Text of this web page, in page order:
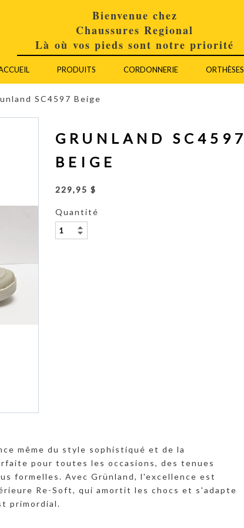
Bienvenue chez
Chaussures Regional
Là où vos pieds sont notre priorité
PRODUITS CORDONNERIE ORTHÈSES
SC4597 Beige
GRUNLAND SC4597
BEIGE
229,95 $
Quantité
même du style sophistiqué et de la
pour toutes les occasions, des tenues
formelles. Avec Grünland, l'excellence est
Re-Soft, qui amortit les chocs et s'adapte
primordial.